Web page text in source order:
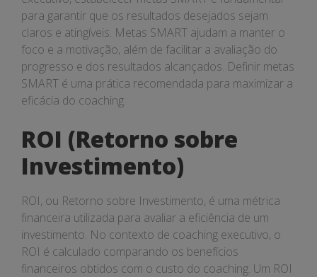
para garantir que os resultados desejados sejam
claros e atingíveis. Metas SMART ajudam a manter o
foco e a motivação, além de facilitar a avaliação do
progresso e dos resultados alcançados. Definir metas
SMART é uma prática recomendada para maximizar a
eficácia do coaching.
ROI (Retorno sobre
Investimento)
ROI, ou Retorno sobre Investimento, é uma métrica
financeira utilizada para avaliar a eficiência de um
investimento. No contexto de coaching executivo, o
ROI é calculado comparando os benefícios
financeiros obtidos com o custo do coaching. Um ROI